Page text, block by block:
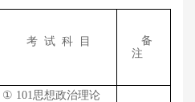
考 试 科 目
备
注
① 101 思想政治理论